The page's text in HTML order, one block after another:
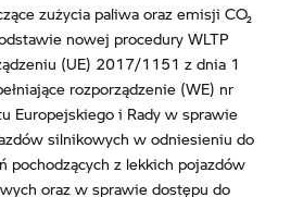
zużycia paliwa oraz emisji CO₂
nowej procedury WLTP
(UE) 2017/1151 z dnia 1
rozporządzenie (WE) nr
Europejskiego i Rady w sprawie
silnikowych w odniesieniu do
pochodzących z lekkich pojazdów
oraz w sprawie dostępu do